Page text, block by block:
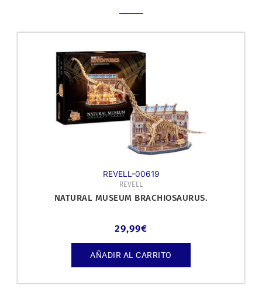
REVELL-00619
REVELL
NATURAL MUSEUM BRACHIOSAURUS.
29,99€
AÑADIR AL CARRITO